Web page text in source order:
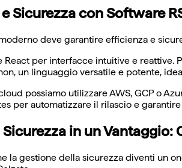
Sicurezza con Software
deve garantire efficienza e
React per interfacce intuitive e reattive.
un linguaggio versatile e potente,
possiamo utilizzare AWS, GCP o
per automatizzare il rilascio e
in un Vantaggio:
la gestione della sicurezza diventi un